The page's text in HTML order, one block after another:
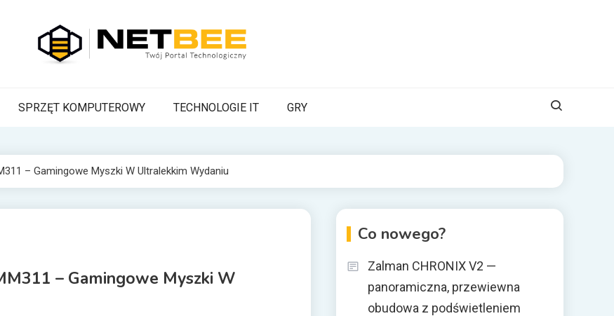
SPRZĘT KOMPUTEROWY TECHNOLOGIE IT GRY
– Gamingowe Myszki W Ultralekkim Wydaniu
– Gamingowe Myszki W
Co nowego?
Zalman CHRONIX V2 —
panoramiczna, przewiewna
obudowa z podświetleniem